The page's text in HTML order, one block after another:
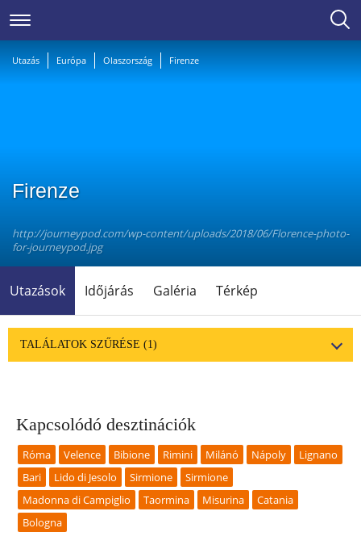
Utazás Európa Olaszország Firenze
Firenze
http://journeypod.com/wp-content/uploads/2018/06/Florence-photo-
for-journeypod.jpg
Utazások Időjárás Galéria Térkép
TALÁLATOK SZŰRÉSE (1)
Kapcsolódó desztinációk
Róma Velence Bibione Rimini Milánó Nápoly
Lignano
Bari
Lido di Jesolo Sirmione
Sirmione
Madonna di Campiglio
Taormina Misurina
Catania
Bologna